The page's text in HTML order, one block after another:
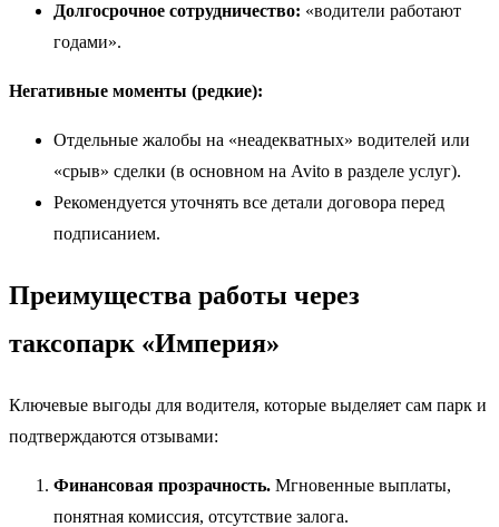
Долгосрочное сотрудничество: «водители работают
годами».
Негативные моменты (редкие):
Отдельные жалобы на «неадекватных» водителей или
«срыв» сделки (в основном на Avito в разделе услуг).
Рекомендуется уточнять все детали договора перед
подписанием.
Преимущества работы через
таксопарк «Империя»
Ключевые выгоды для водителя, которые выделяет сам парк и
подтверждаются отзывами:
Финансовая прозрачность. Мгновенные выплаты,
понятная комиссия, отсутствие залога.